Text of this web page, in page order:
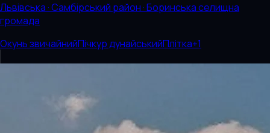
Львівська · Самбірський район · Боринська селищна
громада
Окунь звичайнийПічкур дунайськийПлітка+1